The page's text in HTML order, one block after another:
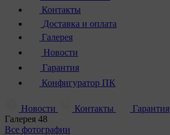
Контакты
Доставка и оплата
Галерея
Новости
Гарантия
Конфигуратор ПК
Новости Контакты
Гарантия
Галерея 48
Все фотографии